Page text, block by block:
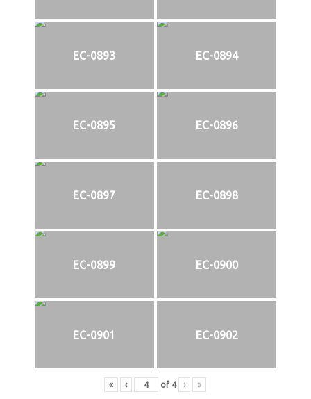
EC-0893 EC-0894
EC-0895 EC-0896
EC-0897 EC-0898
EC-0899 EC-0900
EC-0901 EC-0902
« ‹ of 4 › »